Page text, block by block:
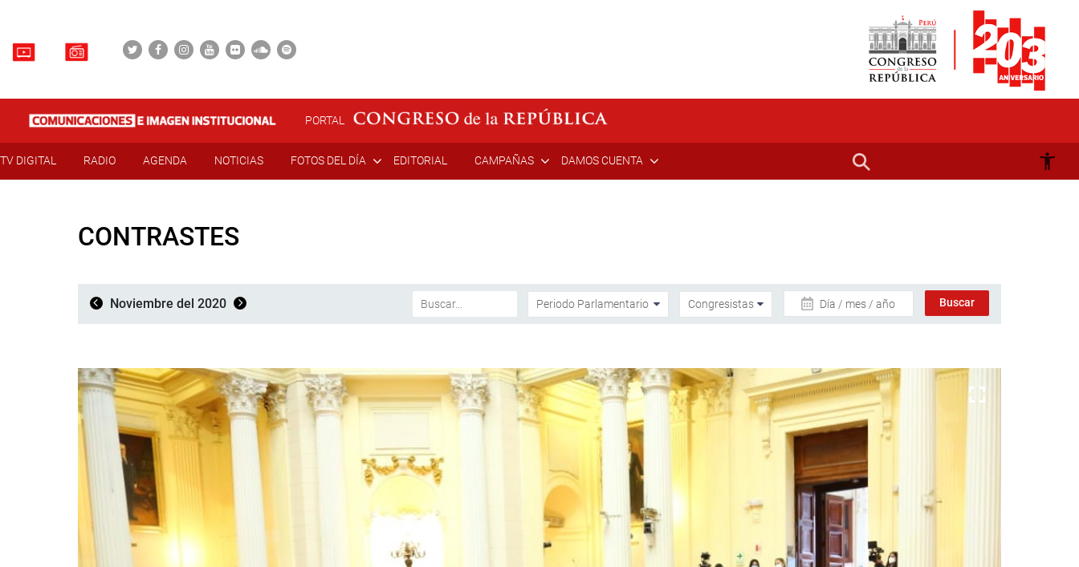
PORTAL
TV DIGITAL RADIO AGENDA NOTICIAS FOTOS DEL DÍA EDITORIAL CAMPAÑAS DAMOS CUENTA
CONTRASTES
Noviembre del 2020 Día / mes / año